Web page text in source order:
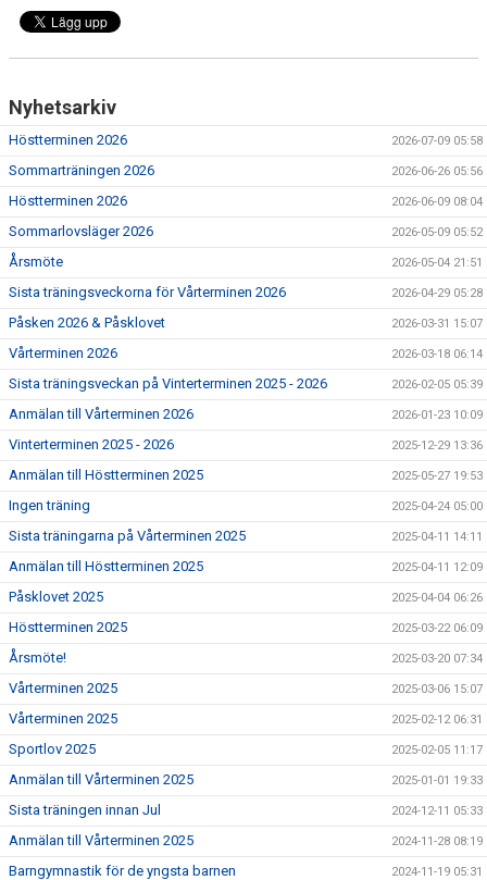
KLUBBKLÄDER
KONTAKT
VI
Nyhetsarkiv
Höstterminen 2026 2026-07-09 05:58
Sommarträningen 2026 2026-06-26 05:56
Höstterminen 2026 2026-06-09 08:04
Sommarlovsläger 2026 2026-05-09 05:52
Årsmöte 2026-05-04 21:51
Sista träningsveckorna för Vårterminen 2026 2026-04-29 05:28
Påsken 2026 & Påsklovet 2026-03-31 15:07
Vårterminen 2026 2026-03-18 06:14
Sista träningsveckan på Vinterterminen 2025 - 2026 2026-02-05 05:39
Anmälan till Vårterminen 2026 2026-01-23 10:09
Vinterterminen 2025 - 2026 2025-12-29 13:36
Anmälan till Höstterminen 2025 2025-05-27 19:53
Ingen träning 2025-04-24 05:00
Sista träningarna på Vårterminen 2025 2025-04-11 14:11
Anmälan till Höstterminen 2025 2025-04-11 12:09
Påsklovet 2025 2025-04-04 06:26
Höstterminen 2025 2025-03-22 06:09
Årsmöte! 2025-03-20 07:34
Vårterminen 2025 2025-03-06 15:07
Vårterminen 2025 2025-02-12 06:31
Sportlov 2025 2025-02-05 11:17
Anmälan till Vårterminen 2025 2025-01-01 19:33
Sista träningen innan Jul 2024-12-11 05:33
Anmälan till Vårterminen 2025 2024-11-28 08:19
Barngymnastik för de yngsta barnen 2024-11-19 05:31